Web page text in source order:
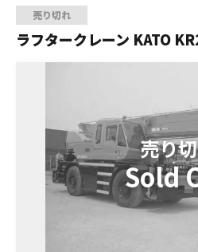
売り切れ
ラフタークレーン KATO